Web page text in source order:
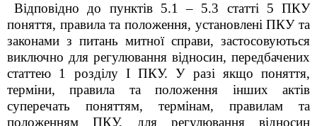
Відповідно до пунктів 5.1 – 5.3 статті 5 ПКУ
поняття, правила та положення, установлені ПКУ та
законами з питань митної справи, застосовуються
виключно для регулювання відносин, передбачених
статтею 1 розділу I ПКУ. У разі якщо поняття,
терміни, правила та положення інших актів
суперечать поняттям, термінам, правилам та
положенням ПКУ, для регулювання відносин